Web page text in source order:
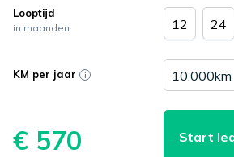
Looptijd
in maanden 12 24
KM per jaar
€ 570 Start